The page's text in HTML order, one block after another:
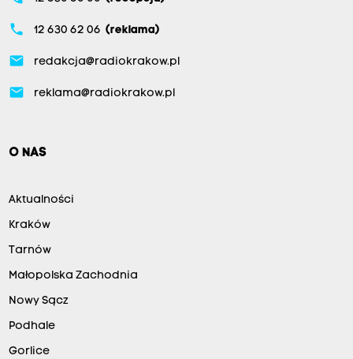
phone 12 630 62 06 (reklama)
email redakcja@radiokrakow.pl
email reklama@radiokrakow.pl
O NAS
Aktualności
Kraków
Tarnów
Małopolska Zachodnia
Nowy Sącz
Podhale
Gorlice